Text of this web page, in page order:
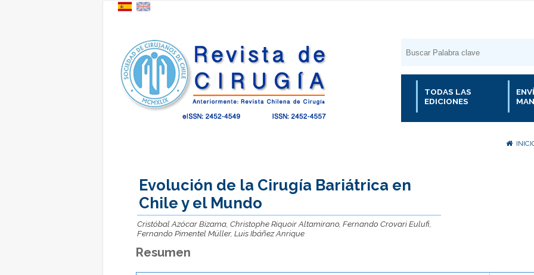
TODAS LAS
EDICIONES
Evolución de la Cirugía Bariátrica en
Chile y el Mundo
Cristóbal Azócar Bizama, Christophe Riquoir Altamirano, Fernando Crovari Eulufi,
Fernando Pimentel Müller, Luis Ibáñez Anrique
Resumen